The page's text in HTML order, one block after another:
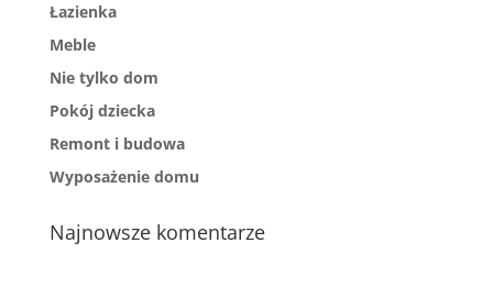
Łazienka
Meble
Nie tylko dom
Pokój dziecka
Remont i budowa
Wyposażenie domu
Najnowsze komentarze